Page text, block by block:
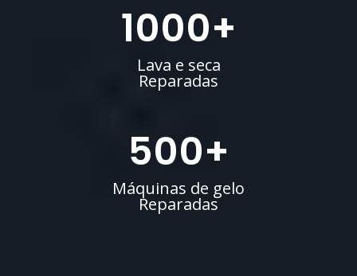
1000+
Lava e seca
Reparadas
500+
Máquinas de gelo
Reparadas